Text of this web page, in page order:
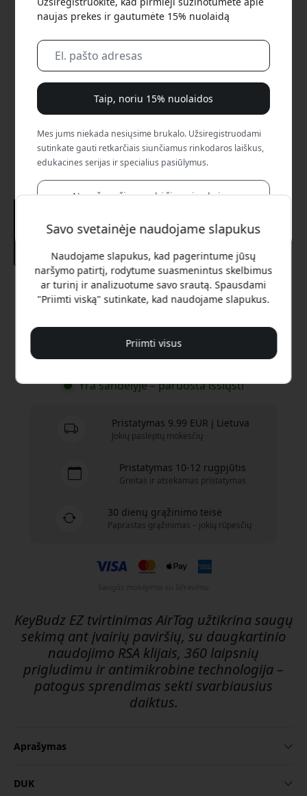
Rekomenduojama kaina
19.99 EUR
Pirkti dabar
Yra sandėlyje – paruošta išsiųsti
Pristatymas 9.99 EUR į Lietuva
Jokių paslėptų mokesčių
Pristatymas 10-12 rugpjūtis
Greitas ir atsekamas pristatymas
30 dienų grąžinimo teisė
Paprastas grąžinimas – jokių rūpesčių
KeyBudz EZ tvirtinimas AirTag užtikrina saugų
sekimą ant įvairių paviršių, su daugkartinio
naudojimo RSA klijais, 360 laipsnių
prigludimu ir antimikrobine technologija –
patogus sprendimas sekti svarbiausius
daiktus.
Aprašymas
DUK
Savo svetainėje naudojame slapukus
Naudojame slapukus, kad pagerintume jūsų
naršymo patirtį, rodytume suasmenintus skelbimus
ar turinį ir analizuotume savo srautą. Spausdami
"Priimti viską" sutinkate, kad naudojame slapukus.
Priimti visus
naujas prekes ir gautumėte 15% nuolaidą
Taip, noriu 15% nuolaidos
Mes jums niekada nesiųsime brukalo. Užsiregistruodami
sutinkate gauti retkarčiais siunčiamus rinkodaros laiškus,
edukacines serijas ir specialius pasiūlymus.
Ne, aš verčiau mokėčiau visą kainą.